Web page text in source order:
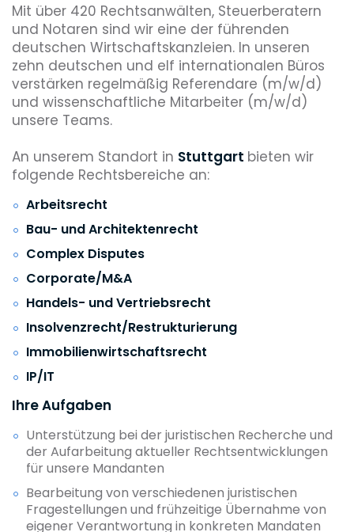
Mit über 420 Rechtsanwälten, Steuerberatern
und Notaren sind wir eine der führenden
deutschen Wirtschaftskanzleien. In unseren
zehn deutschen und elf internationalen Büros
verstärken regelmäßig Referendare (m/w/d)
und wissenschaftliche Mitarbeiter (m/w/d)
unsere Teams.
An unserem Standort in Stuttgart bieten wir
folgende Rechtsbereiche an:
Arbeitsrecht
Bau- und Architektenrecht
Complex Disputes
Corporate/M&A
Handels- und Vertriebsrecht
Insolvenzrecht/Restrukturierung
Immobilienwirtschaftsrecht
IP/IT
Ihre Aufgaben
Unterstützung bei der juristischen Recherche und
der Aufarbeitung aktueller Rechtsentwicklungen
für unsere Mandanten
Bearbeitung von verschiedenen juristischen
Fragestellungen und frühzeitige Übernahme von
eigener Verantwortung in konkreten Mandaten